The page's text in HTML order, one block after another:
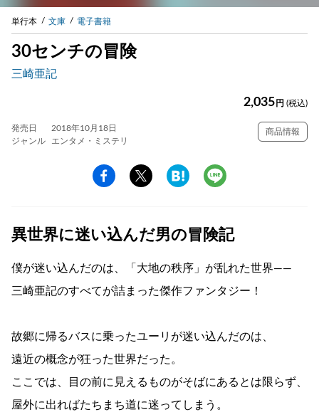
単行本 文庫 電子書籍
30センチの冒険
三崎亜記
2,035 円 (税込)
発売日
2018年10月18日
ジャンル
エンタメ・ミステリ
商品情報
異世界に迷い込んだ男の冒険記
僕が迷い込んだのは、「大地の秩序」が乱れた世界――
三崎亜記のすべてが詰まった傑作ファンタジー！
故郷に帰るバスに乗ったユーリが迷い込んだのは、
遠近の概念が狂った世界だった。
ここでは、目の前に見えるものがそばにあるとは限らず、
屋外に出ればたちまち道に迷ってしまう。